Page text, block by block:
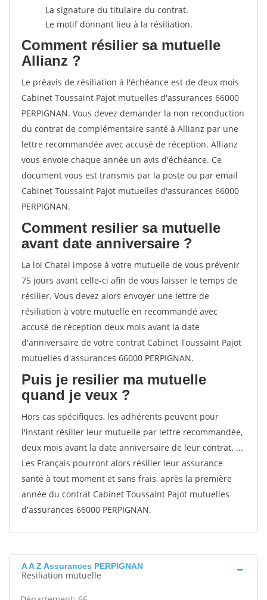
La signature du titulaire du contrat.
Le motif donnant lieu à la résiliation.
Comment résilier sa mutuelle
Allianz ?
Le préavis de résiliation à l'échéance est de deux mois
Cabinet Toussaint Pajot mutuelles d'assurances 66000
PERPIGNAN. Vous devez demander la non reconduction
du contrat de complémentaire santé à Allianz par une
lettre recommandée avec accusé de réception. Allianz
vous envoie chaque année un avis d'échéance. Ce
document vous est transmis par la poste ou par email
Cabinet Toussaint Pajot mutuelles d'assurances 66000
PERPIGNAN.
Comment resilier sa mutuelle
avant date anniversaire ?
La loi Chatel impose à votre mutuelle de vous prévenir
75 jours avant celle-ci afin de vous laisser le temps de
résilier. Vous devez alors envoyer une lettre de
résiliation à votre mutuelle en recommandé avec
accusé de réception deux mois avant la date
d'anniversaire de votre contrat Cabinet Toussaint Pajot
mutuelles d'assurances 66000 PERPIGNAN.
Puis je resilier ma mutuelle
quand je veux ?
Hors cas spécifiques, les adhérents peuvent pour
l'instant résilier leur mutuelle par lettre recommandée,
deux mois avant la date anniversaire de leur contrat. ...
Les Français pourront alors résilier leur assurance
santé à tout moment et sans frais, après la première
année du contrat Cabinet Toussaint Pajot mutuelles
d'assurances 66000 PERPIGNAN.
A A Z Assurances PERPIGNAN
Resiliation mutuelle